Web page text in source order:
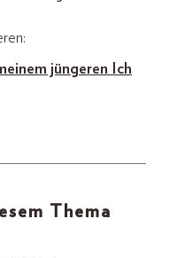
jüngeren Ich
Thema